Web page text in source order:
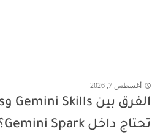
أغسطس 7, 2026
تحتاج داخل Gemini Spark؟